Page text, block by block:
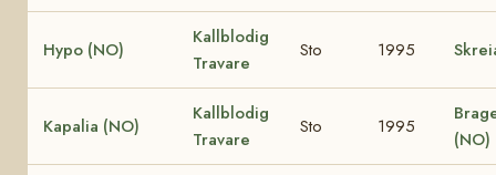
Hypo (NO)
Kallblodig
Travare
Sto 1995
Kapalia (NO)
Kallblodig
Travare
Sto 1995
(NO)